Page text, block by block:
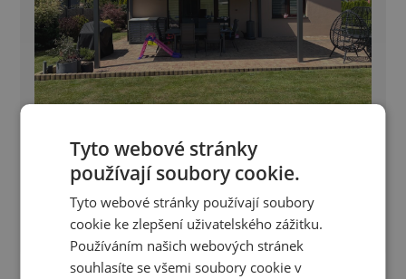
Bioklimatická pergola - Petřvald
Bioklimatická pergola Placeo 6,1×4,5 m s přípravou
pro Winterpacket
Tyto webové stránky
používají soubory cookie.
Tyto webové stránky používají soubory
cookie ke zlepšení uživatelského zážitku.
Používáním našich webových stránek
souhlasíte se všemi soubory cookie v